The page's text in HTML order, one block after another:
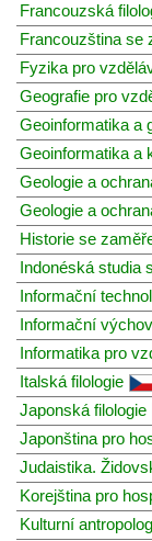
Francouzská
Francouzština se
Fyzika pro
Geografie pro
Geoinformatika a
Geoinformatika a
Geologie a
Geologie a
Historie se
Indonéská studia
Informační
Informační
Informatika pro
Italská filologie
Japonská filologie
Japonština pro
Judaistika.
Korejština pro
Kulturní